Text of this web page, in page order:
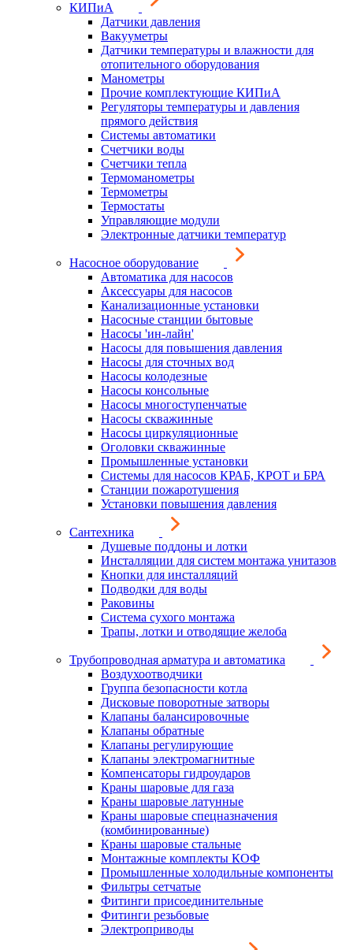
КИПиА
Датчики давления
Вакууметры
Датчики температуры и влажности для
отопительного оборудования
Манометры
Прочие комплектующие КИПиА
Регуляторы температуры и давления
прямого действия
Системы автоматики
Счетчики воды
Счетчики тепла
Термоманометры
Термометры
Термостаты
Управляющие модули
Электронные датчики температур
Насосное оборудование
Автоматика для насосов
Аксессуары для насосов
Канализационные установки
Насосные станции бытовые
Насосы 'ин-лайн'
Насосы для повышения давления
Насосы для сточных вод
Насосы колодезные
Насосы консольные
Насосы многоступенчатые
Насосы скважинные
Насосы циркуляционные
Оголовки скважинные
Промышленные установки
Системы для насосов КРАБ, КРОТ и БРА
Станции пожаротушения
Установки повышения давления
Сантехника
Душевые поддоны и лотки
Инсталляции для систем монтажа унитазов
Кнопки для инсталляций
Подводки для воды
Раковины
Система сухого монтажа
Трапы, лотки и отводящие желоба
Трубопроводная арматура и автоматика
Воздухоотводчики
Группа безопасности котла
Дисковые поворотные затворы
Клапаны балансировочные
Клапаны обратные
Клапаны регулирующие
Клапаны электромагнитные
Компенсаторы гидроударов
Краны шаровые для газа
Краны шаровые латунные
Краны шаровые спецназначения
(комбинированные)
Краны шаровые стальные
Монтажные комплекты КОФ
Промышленные холодильные компоненты
Фильтры сетчатые
Фитинги присоединительные
Фитинги резьбовые
Электроприводы